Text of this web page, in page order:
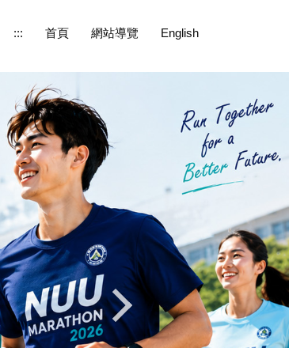
::: 首頁 網站導覽 English